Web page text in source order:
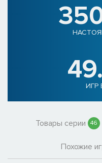
ИГР
Товары серии 46
Похожие